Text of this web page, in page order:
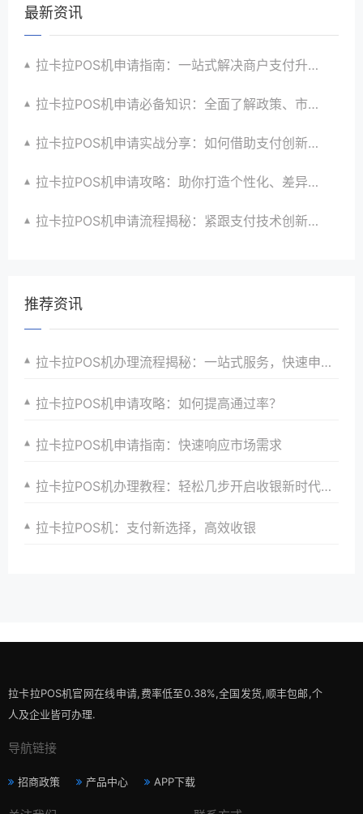
最新资讯
拉卡拉POS机申请指南：一站式解决商户支付升级、智能化与创新需求
拉卡拉POS机申请必备知识：全面了解政策、市场、技术与创新趋势
拉卡拉POS机申请实战分享：如何借助支付创新技术提升商户运营效益与效率
拉卡拉POS机申请攻略：助你打造个性化、差异化支付体验以提升竞争力
拉卡拉POS机申请流程揭秘：紧跟支付技术创新步伐，抢占市场先机
推荐资讯
拉卡拉POS机办理流程揭秘：一站式服务，快速申请，高效收银，助力商家赢在起跑线
拉卡拉POS机申请攻略：如何提高通过率？
拉卡拉POS机申请指南：快速响应市场需求
拉卡拉POS机办理教程：轻松几步开启收银新时代大门，助力商家实现收银升级与转型
拉卡拉POS机：支付新选择，高效收银
拉卡拉POS机官网在线申请,费率低至0.38%,全国发货,顺丰包邮,个
人及企业皆可办理.
导航链接
招商政策 产品中心 APP下载